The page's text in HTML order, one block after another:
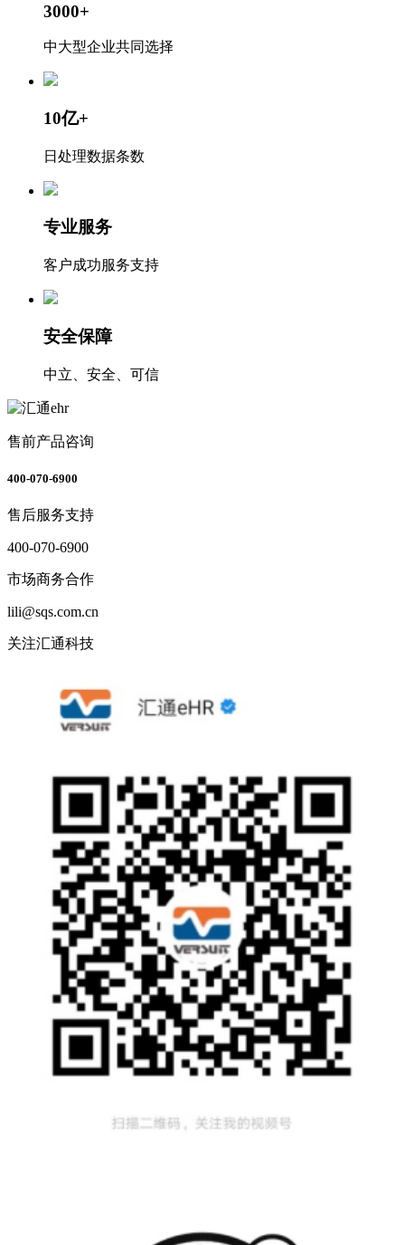
3000+
中大型企业共同选择
10亿+
日处理数据条数
专业服务
客户成功服务支持
安全保障
中立、安全、可信
售前产品咨询
400-070-6900
售后服务支持
400-070-6900
市场商务合作
lili@sqs.com.cn
关注汇通科技